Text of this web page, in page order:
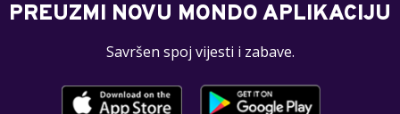
PREUZMI NOVU MONDO APLIKACIJU
Savršen spoj vijesti i zabave.